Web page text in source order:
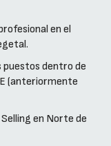
en el
puestos dentro de
(anteriormente
en Norte de